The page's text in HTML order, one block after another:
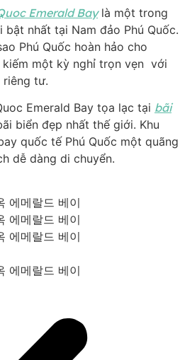
Emerald Baylà một trong
nhất tại Nam đảo Phú Quốc.
Phú Quốc hoàn hảo cho
kiếm một kỳ nghỉ trọn vẹn với
riêng tư.
Emerald Bay tọa lạc tại bãi
biển đẹp nhất thế giới. Khu
quốc tế Phú Quốc một quãng
dễ dàng di chuyển.